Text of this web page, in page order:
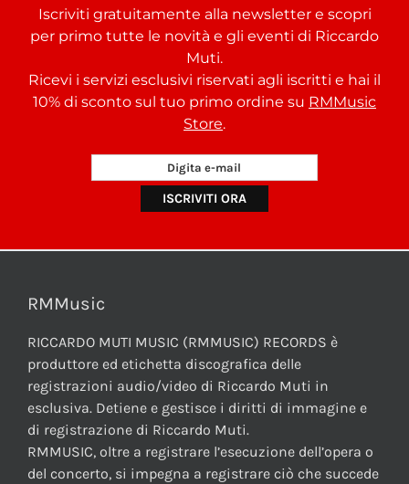
Iscriviti gratuitamente alla newsletter e scopri
per primo tutte le novità e gli eventi di Riccardo
Muti.
Ricevi i servizi esclusivi riservati agli iscritti e hai il
10% di sconto sul tuo primo ordine su RMMusic
Store.
RMMusic
RICCARDO MUTI MUSIC (RMMUSIC) RECORDS è
produttore ed etichetta discografica delle
registrazioni audio/video di Riccardo Muti in
esclusiva. Detiene e gestisce i diritti di immagine e
di registrazione di Riccardo Muti.
RMMUSIC, oltre a registrare l’esecuzione dell’opera o
del concerto, si impegna a registrare ciò che succede